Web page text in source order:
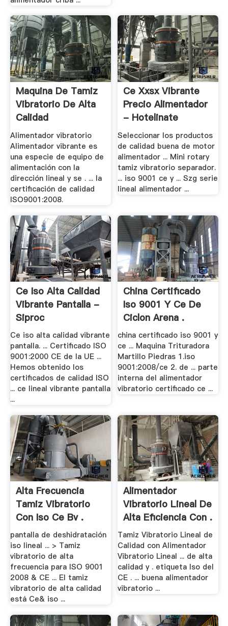
Maquina De Tamiz
Vibratorio De Alta
Calidad
Alimentador vibratorio
Alimentador vibrante es
una especie de equipo de
alimentación con la
dirección lineal y se . ... la
certificación de calidad
ISO9001:2008.
Ce Xxsx Vibrante
Precio Alimentador
- Hotelinate
Seleccionar los productos
de calidad buena de motor
alimentador ... Mini rotary
tamiz vibratorio separador.
... iso 9001 ce y ... Szg serie
lineal alimentador ...
Ce Iso Alta Calidad
Vibrante Pantalla -
Siproc
Ce iso alta calidad vibrante
pantalla. ... Certificado ISO
9001:2000 CE de la UE ...
Hemos obtenido los
certificados de calidad ISO
... ce lineal vibrante pantalla
...
China Certificado
Iso 9001 Y Ce De
Ciclon Arena .
china certificado iso 9001 y
ce ... Maquina Trituradora
Martillo Piedras 1.iso
9001:2008/ce 2. de ... parte
interna del alimentador
vibratorio certificado ce ...
Alta Frecuencia
Tamiz Vibratorio
Con Iso Ce Bv .
pantalla de deshidratación
iso lineal ... > Tamiz
vibratorio de alta
frecuencia para ISO 9001
2008 & CE ... El tamiz
vibratorio de alta calidad
está Ce& iso ...
Alimentador
Vibratorio Lineal De
Alta Eficiencia Con .
Tamiz Vibratorio Lineal de
Calidad con Alimentador
Vibratorio Lineal ... de alta
calidad y . etiqueta Iso del
CE . ... buena alimentador
vibratorio ...